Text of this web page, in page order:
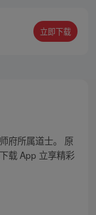
，与冯宝宝一
立即下载
府所属道士。 原
载 App 立享精彩